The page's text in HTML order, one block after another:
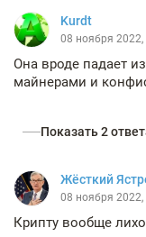
Kurdt
08 ноября 2022,
Она вроде падает
майнерами и
Показать 2
Жёсткий
08 ноября 2022,
Крипту вообще